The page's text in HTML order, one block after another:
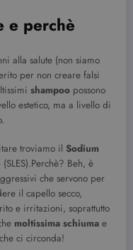
e perchè
alla salute (non siamo
per non creare falsi
shampoo possono
estetico, ma a livello di
troviamo il Sodium
(SLES).Perchè? Beh, è
che servono per
il capello secco,
e irritazioni, soprattutto
moltissima schiuma e
ci circonda!